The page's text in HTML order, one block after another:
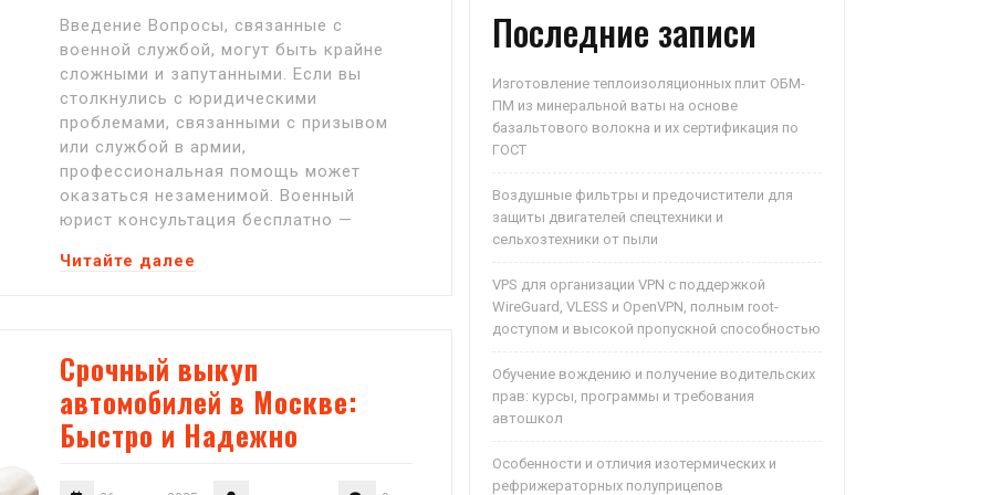
Введение Вопросы, связанные с
военной службой, могут быть крайне
сложными и запутанными. Если вы
столкнулись с юридическими
проблемами, связанными с призывом
или службой в армии,
профессиональная помощь может
оказаться незаменимой. Военный
юрист консультация бесплатно —
Читайте далее
Срочный выкуп
автомобилей в Москве:
Быстро и Надежно
Последние записи
Изготовление теплоизоляционных плит ОБМ-
ПМ из минеральной ваты на основе
базальтового волокна и их сертификация по
ГОСТ
Воздушные фильтры и предочистители для
защиты двигателей спецтехники и
сельхозтехники от пыли
VPS для организации VPN с поддержкой
WireGuard, VLESS и OpenVPN, полным root-
доступом и высокой пропускной способностью
Обучение вождению и получение водительских
прав: курсы, программы и требования
автошкол
Особенности и отличия изотермических и
рефрижераторных полуприцепов